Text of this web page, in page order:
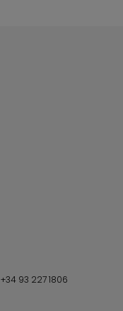
+34 93 227 1806